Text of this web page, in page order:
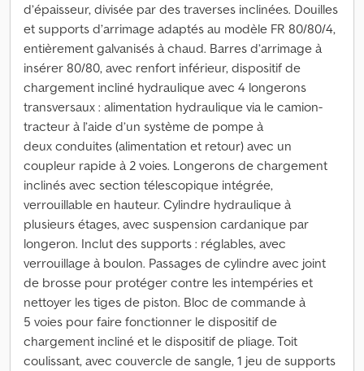
d’épaisseur, divisée par des traverses inclinées. Douilles
et supports d’arrimage adaptés au modèle FR 80/80/4,
entièrement galvanisés à chaud. Barres d’arrimage à
insérer 80/80, avec renfort inférieur, dispositif de
chargement incliné hydraulique avec 4 longerons
transversaux : alimentation hydraulique via le camion-
tracteur à l’aide d’un système de pompe à
deux conduites (alimentation et retour) avec un
coupleur rapide à 2 voies. Longerons de chargement
inclinés avec section télescopique intégrée,
verrouillable en hauteur. Cylindre hydraulique à
plusieurs étages, avec suspension cardanique par
longeron. Inclut des supports : réglables, avec
verrouillage à boulon. Passages de cylindre avec joint
de brosse pour protéger contre les intempéries et
nettoyer les tiges de piston. Bloc de commande à
5 voies pour faire fonctionner le dispositif de
chargement incliné et le dispositif de pliage. Toit
coulissant, avec couvercle de sangle, 1 jeu de supports